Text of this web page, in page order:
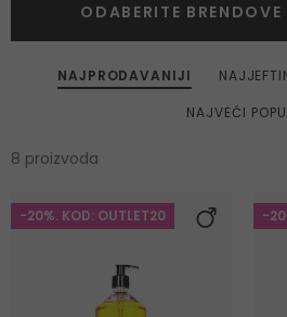
NAJPRODAVANIJI
NAJVEĆI
8 proizvoda
ODABERITE
-20%. KOD: OUTLET20 -